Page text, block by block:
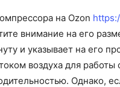
на Ozon
внимание на его
и указывает на его
воздуха для
Однако,